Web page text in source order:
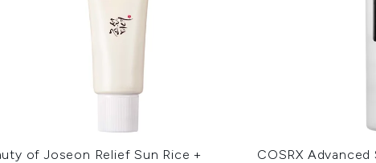
of Joseon Relief Sun Rice +
COSRX